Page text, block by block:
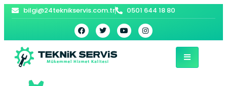
bilgi@24teknikservis.com.tr 0501 644 18 80